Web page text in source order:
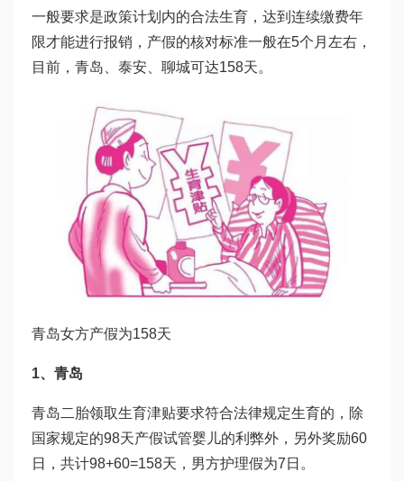
一般要求是政策计划内的合法生育，达到连续缴费年
限才能进行报销，产假的核对标准一般在5个月左右，
目前，青岛、泰安、聊城可达158天。
青岛女方产假为158天
1、青岛
青岛二胎领取生育津贴要求符合法律规定生育的，除
国家规定的98天产假试管婴儿的利弊外，另外奖励60
日，共计98+60=158天，男方护理假为7日。